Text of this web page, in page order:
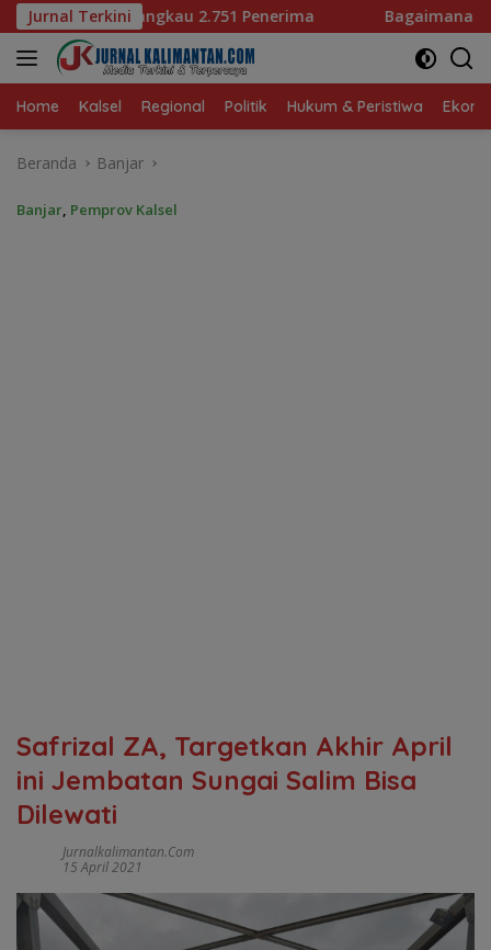
Langsung
ke
konten
Jurnal Terkini
Penerima Bagaimana KIP Hadapi Deepfake dan
Home Kalsel Regional Politik Hukum & Peristiwa
Beranda Banjar
Banjar, Pemprov Kalsel
Safrizal ZA, Targetkan Akhir April
ini Jembatan Sungai Salim Bisa
Dilewati
Jurnalkalimantan.com
15 April 2021